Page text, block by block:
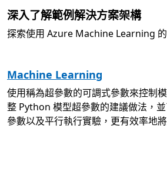
深入了解範例解決方案架構
探索使用 Azure Machine Learning 的
Machine Learning
使用稱為超參數的可調式參數來控制
整 Python 模型超參數的建議做法，
參數以及平行執行實驗，更有效率地